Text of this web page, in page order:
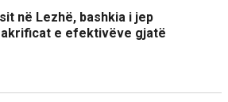
në Lezhë, bashkia i jep
e efektivëve gjatë